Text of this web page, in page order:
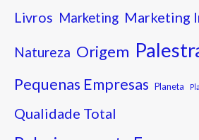
Livros Marketing Marketing
Natureza Origem
Pequenas Empresas Planeta
Qualidade Total